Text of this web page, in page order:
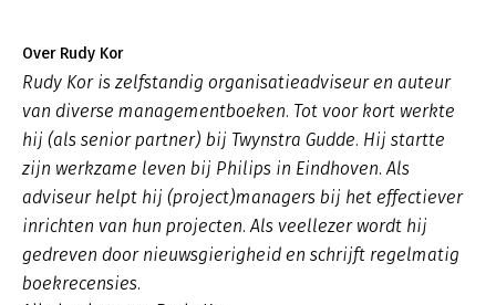
Over Rudy Kor
Rudy Kor is zelfstandig organisatieadviseur en auteur
van diverse managementboeken. Tot voor kort werkte
hij (als senior partner) bij Twynstra Gudde. Hij startte
zijn werkzame leven bij Philips in Eindhoven. Als
adviseur helpt hij (project)managers bij het effectiever
inrichten van hun projecten. Als veellezer wordt hij
gedreven door nieuwsgierigheid en schrijft regelmatig
boekrecensies.